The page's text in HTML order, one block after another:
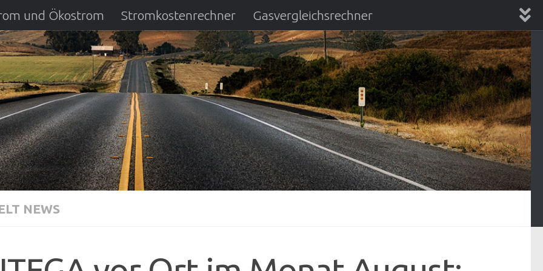
und Ökostrom Stromkostenrechner Gasvergleichsrechner
DSL Anbietervergleich Kreditvergleichsrechner
NEWS